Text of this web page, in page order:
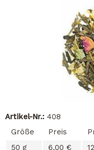
Artikel-Nr.: 408
Größe
Preis
50 g
6,00 €